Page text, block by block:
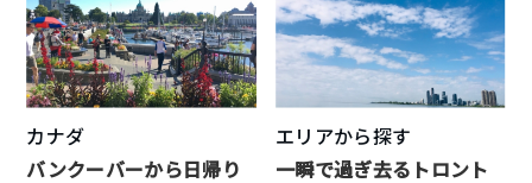
カナダ
バンクーバーから日帰り
エリアから探す
一瞬で過ぎ去るトロント